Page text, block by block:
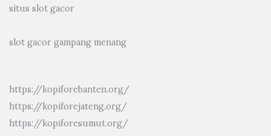
situs slot gacor
slot gacor gampang menang
https://kopiforebanten.org/
https://kopiforejateng.org/
https://kopiforesumut.org/